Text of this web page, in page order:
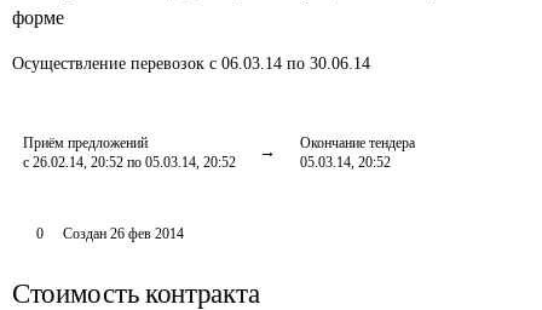
форме
Осуществление перевозок с 06.03.14 по 30.06.14
Приём предложений
с 26.02.14, 20:52 по 05.03.14, 20:52
Окончание тендера
05.03.14, 20:52
0 Создан 26 фев 2014
Стоимость контракта